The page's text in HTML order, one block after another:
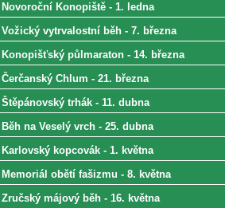
Novoroční Konopiště - 1. ledna
Vožický vytrvalostní běh - 7. března
Konopišťský půlmaraton - 14. března
Čerčanský Chlum - 21. března
Štěpánovský trhák - 11. dubna
Běh na Veselý vrch - 25. dubna
Karlovský kopcovák - 1. května
Memoriál obětí fašizmu - 8. května
Zručský májový běh - 16. května